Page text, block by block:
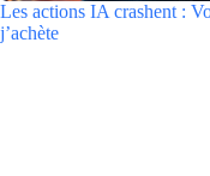
Les actions IA crashent :
j’achète